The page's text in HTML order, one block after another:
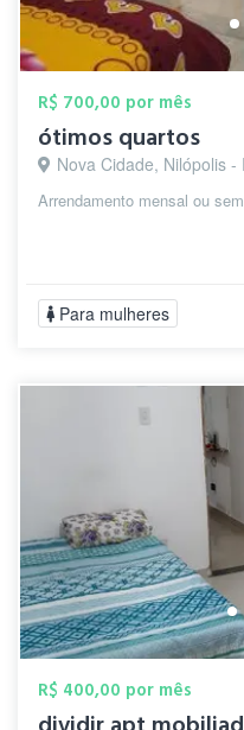
R$ 700,00 por mês
ótimos quartos
Nova Cidade, Nilópolis -
Arrendamento mensal ou
Para mulheres
R$ 400,00 por mês